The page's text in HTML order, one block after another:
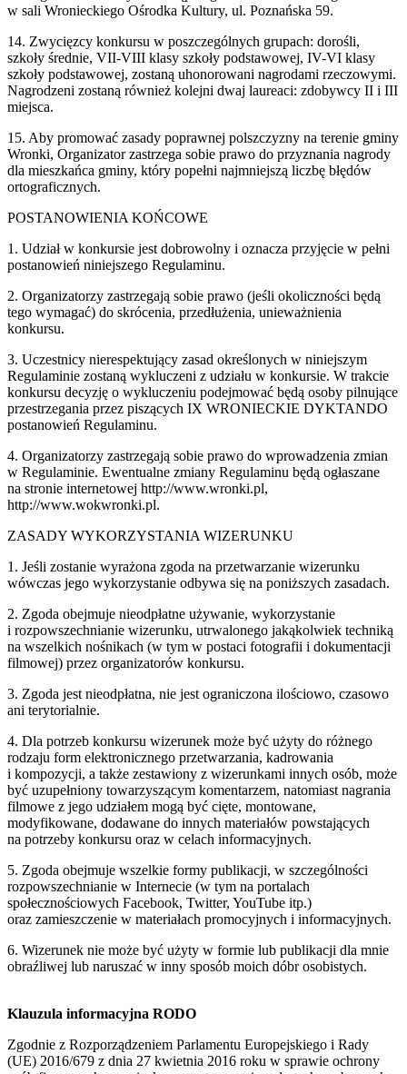
w sali Wronieckiego Ośrodka Kultury, ul. Poznańska 59.
14. Zwycięzcy konkursu w poszczególnych grupach: dorośli,
szkoły średnie, VII-VIII klasy szkoły podstawowej, IV-VI klasy
szkoły podstawowej, zostaną uhonorowani nagrodami rzeczowymi.
Nagrodzeni zostaną również kolejni dwaj laureaci: zdobywcy II i III
miejsca.
15. Aby promować zasady poprawnej polszczyzny na terenie gminy
Wronki, Organizator zastrzega sobie prawo do przyznania nagrody
dla mieszkańca gminy, który popełni najmniejszą liczbę błędów
ortograficznych.
POSTANOWIENIA KOŃCOWE
1. Udział w konkursie jest dobrowolny i oznacza przyjęcie w pełni
postanowień niniejszego Regulaminu.
2. Organizatorzy zastrzegają sobie prawo (jeśli okoliczności będą
tego wymagać) do skrócenia, przedłużenia, unieważnienia
konkursu.
3. Uczestnicy nierespektujący zasad określonych w niniejszym
Regulaminie zostaną wykluczeni z udziału w konkursie. W trakcie
konkursu decyzję o wykluczeniu podejmować będą osoby pilnujące
przestrzegania przez piszących IX WRONIECKIE DYKTANDO
postanowień Regulaminu.
4. Organizatorzy zastrzegają sobie prawo do wprowadzenia zmian
w Regulaminie. Ewentualne zmiany Regulaminu będą ogłaszane
na stronie internetowej http://www.wronki.pl, ​
http://www.wokwronki.pl​.
ZASADY WYKORZYSTANIA WIZERUNKU
1. Jeśli zostanie wyrażona zgoda na przetwarzanie wizerunku
wówczas jego wykorzystanie odbywa się na poniższych zasadach.
2. Zgoda obejmuje nieodpłatne używanie, wykorzystanie
i rozpowszechnianie wizerunku, utrwalonego jakąkolwiek techniką
na wszelkich nośnikach (w tym w postaci fotografii i dokumentacji
filmowej) przez organizatorów konkursu.
3. Zgoda jest nieodpłatna, nie jest ograniczona ilościowo, czasowo
ani terytorialnie.
4. Dla potrzeb konkursu wizerunek może być użyty do różnego
rodzaju form elektronicznego przetwarzania, kadrowania
i kompozycji, a także zestawiony z wizerunkami innych osób, może
być uzupełniony towarzyszącym komentarzem, natomiast nagrania
filmowe z jego udziałem mogą być cięte, montowane,
modyfikowane, dodawane do innych materiałów powstających
na potrzeby konkursu oraz w celach informacyjnych.
5. Zgoda obejmuje wszelkie formy publikacji, w szczególności
rozpowszechnianie w Internecie (w tym na portalach
społecznościowych Facebook, Twitter, YouTube itp.)
oraz zamieszczenie w materiałach promocyjnych i informacyjnych.
6. Wizerunek nie może być użyty w formie lub publikacji dla mnie
obraźliwej lub naruszać w inny sposób moich dóbr osobistych.
Klauzula informacyjna RODO
Zgodnie z Rozporządzeniem Parlamentu Europejskiego i Rady
(UE) 2016/679 z dnia 27 kwietnia 2016 roku w sprawie ochrony